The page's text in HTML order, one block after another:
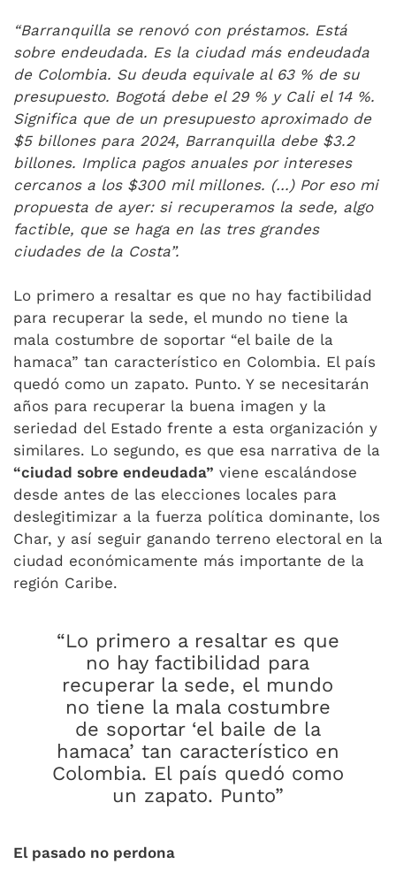
“Barranquilla se renovó con préstamos. Está
sobre endeudada. Es la ciudad más endeudada
de Colombia. Su deuda equivale al 63 % de su
presupuesto. Bogotá debe el 29 % y Cali el 14 %.
Significa que de un presupuesto aproximado de
$5 billones para 2024, Barranquilla debe $3.2
billones. Implica pagos anuales por intereses
cercanos a los $300 mil millones. (…) Por eso mi
propuesta de ayer: si recuperamos la sede, algo
factible, que se haga en las tres grandes
ciudades de la Costa”.
Lo primero a resaltar es que no hay factibilidad
para recuperar la sede, el mundo no tiene la
mala costumbre de soportar “el baile de la
hamaca” tan característico en Colombia. El país
quedó como un zapato. Punto. Y se necesitarán
años para recuperar la buena imagen y la
seriedad del Estado frente a esta organización y
similares. Lo segundo, es que esa narrativa de la
“ciudad sobre endeudada” viene escalándose
desde antes de las elecciones locales para
deslegitimizar a la fuerza política dominante, los
Char, y así seguir ganando terreno electoral en la
ciudad económicamente más importante de la
región Caribe.
“Lo primero a resaltar es que
no hay factibilidad para
recuperar la sede, el mundo
no tiene la mala costumbre
de soportar ‘el baile de la
hamaca’ tan característico en
Colombia. El país quedó como
un zapato. Punto”
El pasado no perdona